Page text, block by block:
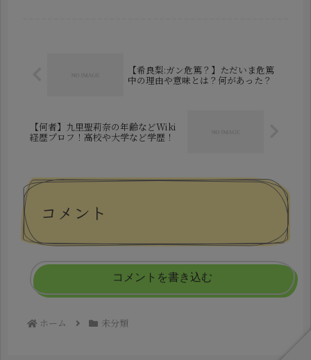
【希良梨:ガン危篤？】ただいま危篤
中の理由や意味とは？何があった？
【何者】九里聖莉奈の年齢などWiki
経歴プロフ！高校や大学など学歴！
コメント
コメントを書き込む
ホーム 未分類